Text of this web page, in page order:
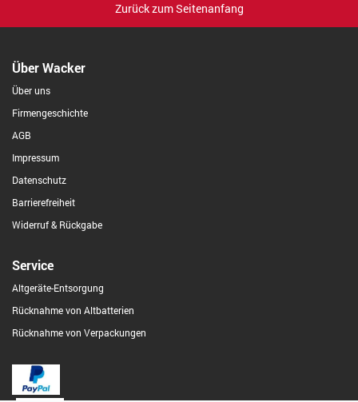
Zurück zum Seitenanfang
Über Wacker
Über uns
Firmengeschichte
AGB
Impressum
Datenschutz
Barrierefreiheit
Widerruf & Rückgabe
Service
Altgeräte-Entsorgung
Rücknahme von Altbatterien
Rücknahme von Verpackungen